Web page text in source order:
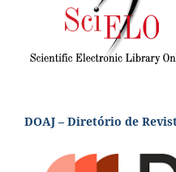
DOAJ – Diretório de